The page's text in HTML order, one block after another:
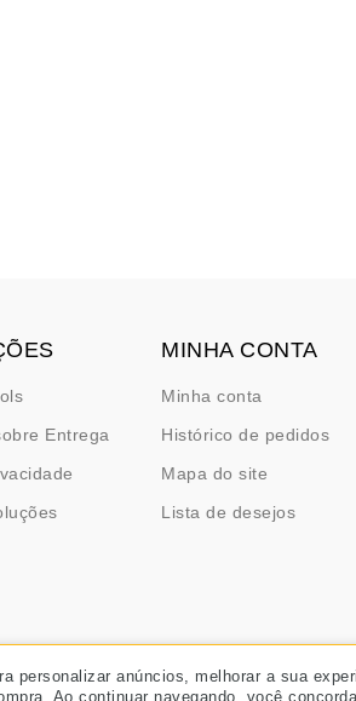
personalizar anúncios, melhorar a sua
Ao continuar navegando, você
Entrega
MINHA CONTA
Minha conta
Histórico de pedidos
Mapa do site
Lista de desejos